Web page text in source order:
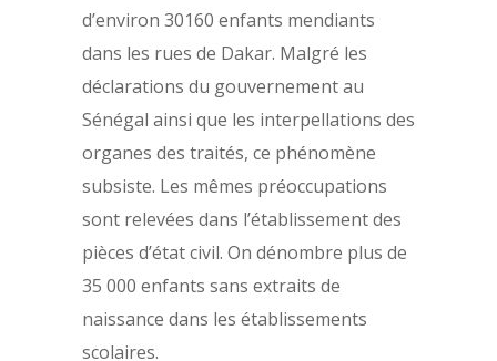
d’environ 30160 enfants mendiants
dans les rues de Dakar. Malgré les
déclarations du gouvernement au
Sénégal ainsi que les interpellations des
organes des traités, ce phénomène
subsiste. Les mêmes préoccupations
sont relevées dans l’établissement des
pièces d’état civil. On dénombre plus de
35 000 enfants sans extraits de
naissance dans les établissements
scolaires.